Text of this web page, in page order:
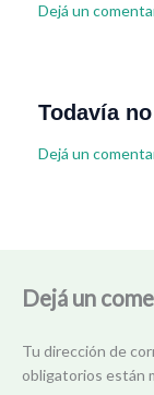
Dejá un
Todavía
Dejá un
Dejá un
Tu dirección de
obligatorios están